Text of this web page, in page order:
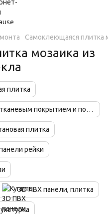
Самоклеющаяся плитка
мозаика из
плитка
Самоклеящиеся панели с тканевым покрытием и под кожу
плитка
рейки
3D ПВХ панели, плитка